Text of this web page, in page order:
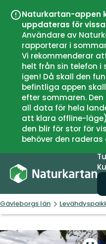
Naturkartan-appen
uppdateras för
Användare av
rapporterar i
Vi rekommenderar
helt från sin telefon i
igen! Då skall den
befintliga appen
efter sommaren.
all data för hela
att klara offline-
den blir för stor för
behöver den
Gävleborgs län